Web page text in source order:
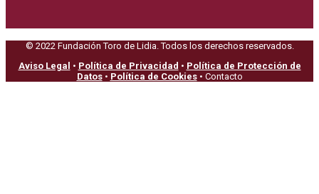
© 2022 Fundación Toro de Lidia. Todos los derechos reservados.
Aviso Legal • Política de Privacidad • Política de Protección de
Datos• Política de Cookies• Contacto